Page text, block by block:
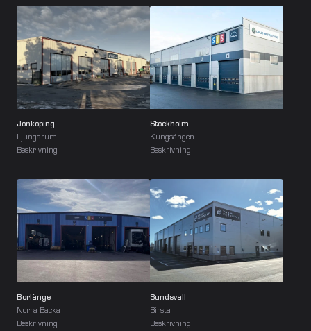
Jönköping
Ljungarum
Beskrivning
Stockholm
Kungsängen
Beskrivning
Borlänge
Norra Backa
Beskrivning
Sundsvall
Birsta
Beskrivning